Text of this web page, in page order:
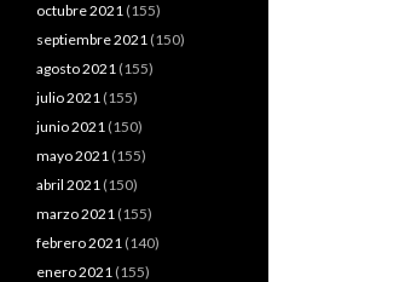
octubre 2021 (155)
septiembre 2021 (150)
agosto 2021 (155)
julio 2021 (155)
junio 2021 (150)
mayo 2021 (155)
abril 2021 (150)
marzo 2021 (155)
febrero 2021 (140)
enero 2021 (155)